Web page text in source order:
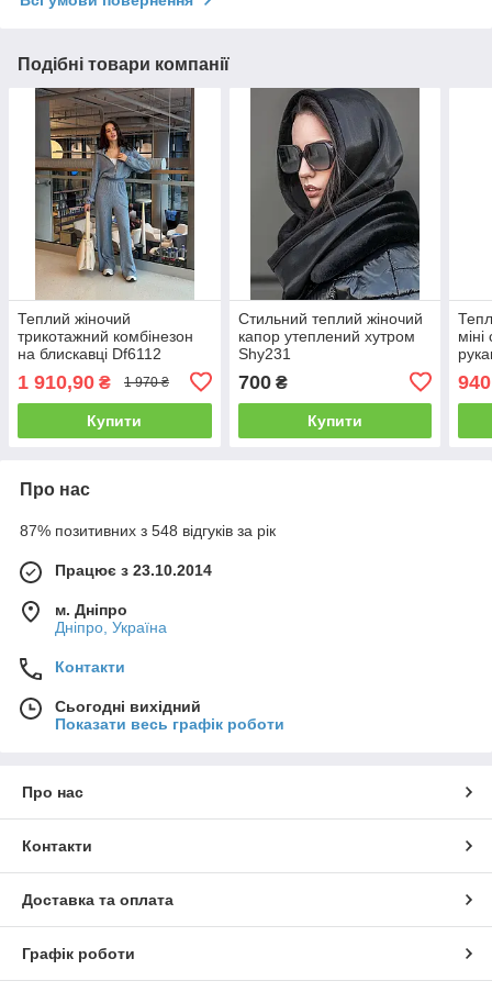
Подібні товари компанії
Теплий жіночий
трикотажний комбінезон
на блискавці Df6112
1 910,90 ₴ 1 970 ₴
Купити
Стильний теплий жіночий
капор утеплений хутром
Shy231
700₴
Купити
Про нас
87% позитивних з 548 відгуків за рік
Працює з 23.10.2014
м. Дніпро
Дніпро, Україна
Контакти
Сьогодні вихідний
Показати весь графік роботи
Про нас
Контакти
Доставка та оплата
Графік роботи